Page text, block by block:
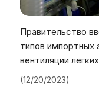
Правительство
типов импортных
вентиляции
(12/20/2023)